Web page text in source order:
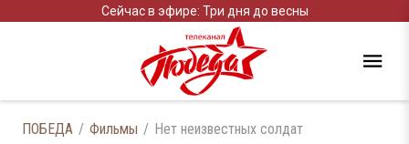
Сейчас в эфире: Три дня до весны
ПОБЕДА Фильмы Нет неизвестных солдат